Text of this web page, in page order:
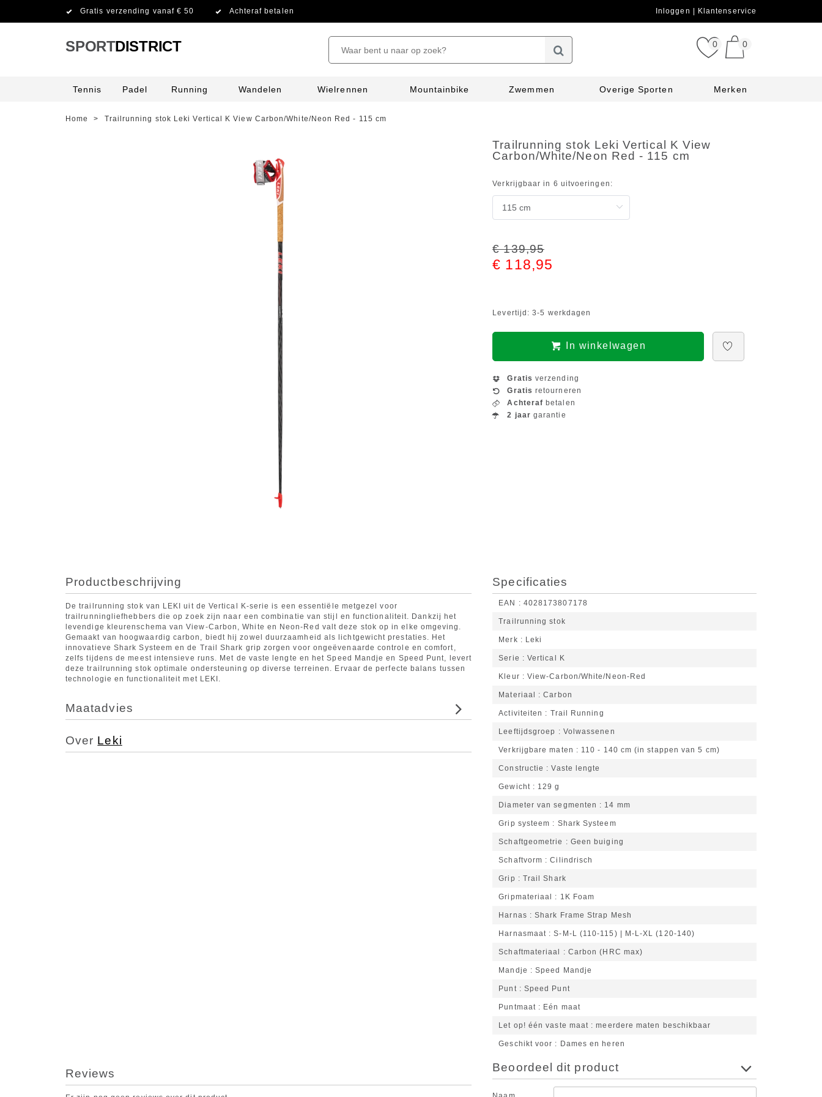
Gratis verzending vanaf € 50 Achteraf betalen Inloggen Klantenservice
SPORTDISTRICT 0 0
Tennis Padel Running Wandelen Wielrennen Mountainbike Zwemmen Overige Sporten Merken
Home > Trailrunning stok Leki Vertical K View Carbon/White/Neon Red - 115 cm
Trailrunning stok Leki Vertical K View
Carbon/White/Neon Red - 115 cm
Verkrijgbaar in 6 uitvoeringen:
€ 139,95
€ 118,95
Levertijd: 3-5 werkdagen
In winkelwagen
Gratis verzending
Gratis retourneren
Achteraf betalen
2 jaar garantie
Productbeschrijving
De trailrunning stok van LEKI uit de Vertical K-serie is een essentiële metgezel voor
trailrunningliefhebbers die op zoek zijn naar een combinatie van stijl en functionaliteit. Dankzij het
levendige kleurenschema van View-Carbon, White en Neon-Red valt deze stok op in elke omgeving.
Gemaakt van hoogwaardig carbon, biedt hij zowel duurzaamheid als lichtgewicht prestaties. Het
innovatieve Shark Systeem en de Trail Shark grip zorgen voor ongeëvenaarde controle en comfort,
zelfs tijdens de meest intensieve runs. Met de vaste lengte en het Speed Mandje en Speed Punt, levert
deze trailrunning stok optimale ondersteuning op diverse terreinen. Ervaar de perfecte balans tussen
technologie en functionaliteit met LEKI.
Maatadvies
Over Leki
Specificaties
EAN 4028173807178
Trailrunning stok
Merk Leki
Serie Vertical K
Kleur View-Carbon/White/Neon-Red
Materiaal Carbon
Activiteiten Trail Running
Leeftijdsgroep Volwassenen
Verkrijgbare maten 110 - 140 cm (in stappen van 5 cm)
Constructie Vaste lengte
Gewicht 129 g
Diameter van segmenten 14 mm
Grip systeem Shark Systeem
Schaftgeometrie Geen buiging
Schaftvorm Cilindrisch
Grip Trail Shark
Gripmateriaal 1K Foam
Harnas Shark Frame Strap Mesh
Harnasmaat S-M-L (110-115) | M-L-XL (120-140)
Schaftmateriaal Carbon (HRC max)
Mandje Speed Mandje
Punt Speed Punt
Puntmaat Eén maat
Let op! één vaste maat meerdere maten beschikbaar
Geschikt voor Dames en heren
Reviews Beoordeel dit product